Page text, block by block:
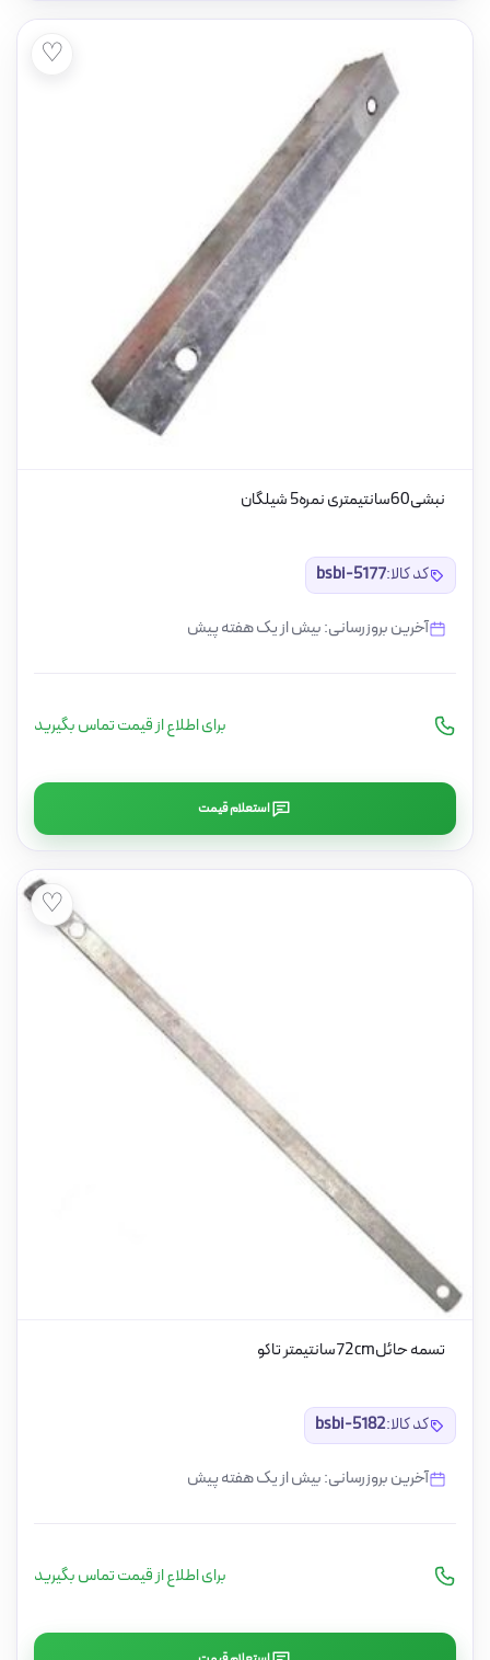
♡
نبشی60سانتیمتری نمره5 شیلگان
کد کالا:bsbi-5177
آخرین بروزرسانی: بیش از یک هفته پیش
برای اطلاع از قیمت تماس بگیرید
استعلام قیمت
♡
تسمه حائل72cmسانتیمتر تاکو
کد کالا:bsbi-5182
آخرین بروزرسانی: بیش از یک هفته پیش
برای اطلاع از قیمت تماس بگیرید